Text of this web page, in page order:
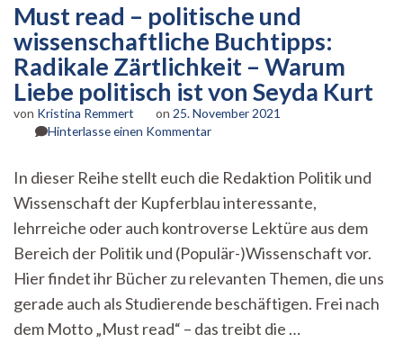
Must read – politische und
wissenschaftliche Buchtipps:
Radikale Zärtlichkeit – Warum
Liebe politisch ist von Seyda Kurt
von Kristina Remmert on 25. November 2021
Hinterlasse einen Kommentarzu
–
politische
wissenschaftliche
Buchtipps:
Radikale
–
Warum
In dieser Reihe stellt euch die Redaktion Politik und
Wissenschaft der Kupferblau interessante,
lehrreiche oder auch kontroverse Lektüre aus dem
Bereich der Politik und (Populär-)Wissenschaft vor.
Hier findet ihr Bücher zu relevanten Themen, die uns
gerade auch als Studierende beschäftigen. Frei nach
dem Motto „Must read“ – das treibt die …